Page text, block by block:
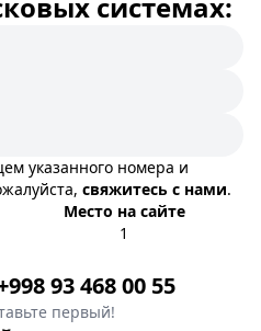
указанного номера и
свяжитесь с нами.
Место на сайте
1
93 468 00 55
первый!